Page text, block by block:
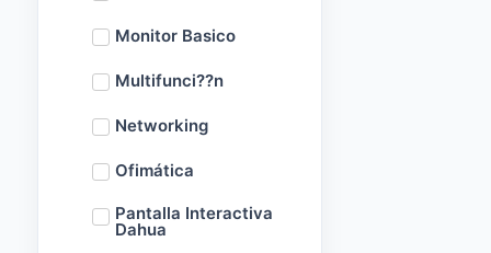
Monitor Basico
Multifunci??n
Networking
Ofimática
Pantalla Interactiva
Dahua